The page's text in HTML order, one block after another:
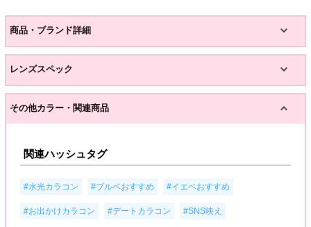
商品・ブランド詳細
レンズスペック
その他カラー・関連商品
関連ハッシュタグ
#水光カラコン #ブルベおすすめ #イエベおすすめ
#お出かけカラコン #デートカラコン #SNS映え